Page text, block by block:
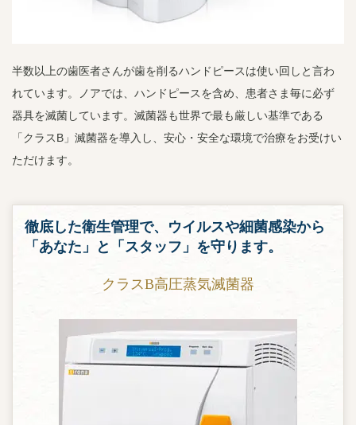
半数以上の歯医者さんが歯を削るハンドピースは使い回しと言わ
れています。ノアでは、ハンドピースを含め、患者さま毎に必ず
器具を滅菌しています。滅菌器も世界で最も厳しい基準である
「クラスB」滅菌器を導入し、安心・安全な環境で治療をお受けい
ただけます。
徹底した衛生管理で、ウイルスや細菌感染から
「あなた」と「スタッフ」を守ります。
クラスB高圧蒸気滅菌器